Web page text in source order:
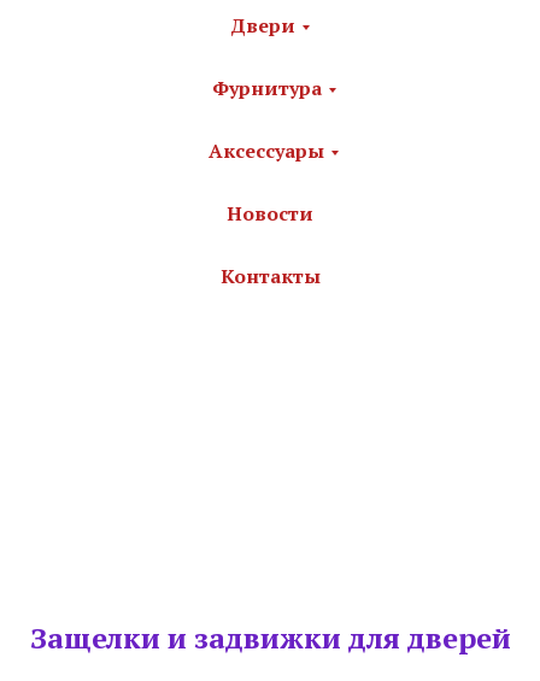
Двери
Фурнитура
Аксессуары
Новости
Контакты
Защелки и задвижки для дверей